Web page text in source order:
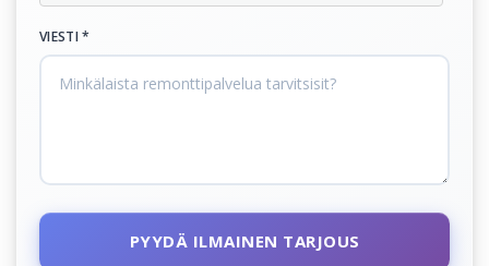
VIESTI *
PYYDÄ ILMAINEN TARJOUS